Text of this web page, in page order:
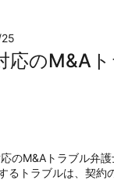
応のM&A
のM&Aトラブル弁
るトラブルは、契約